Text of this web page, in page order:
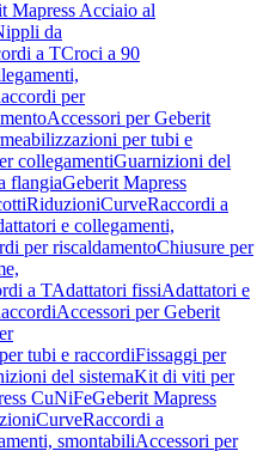
Mapress Acciaio al
da
a TCroci a 90
per
Accessori per Geberit
per tubi e
collegamentiGuarnizioni del
flangiaGeberit Mapress
RiduzioniCurveRaccordi a
e collegamenti,
per riscaldamentoChiusure per
a TAdattatori fissiAdattatori e
Accessori per Geberit
tubi e raccordiFissaggi per
del sistemaKit di viti per
CuNiFeGeberit Mapress
CurveRaccordi a
smontabiliAccessori per